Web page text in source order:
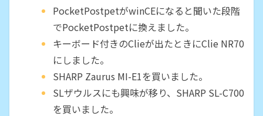
PocketPostpetがwinCEになると聞いた段階
でPocketPostpetに換えました。
キーボード付きのClieが出たときにClie NR70
にしました。
SHARP Zaurus MI-E1を買いました。
SLザウルスにも興味が移り、SHARP SL-C700
を買いました。